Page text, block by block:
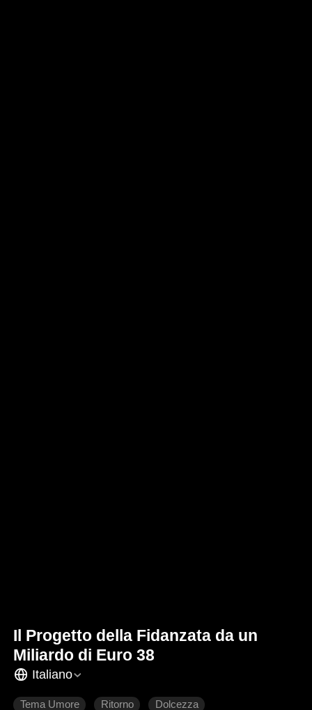
Il Progetto della Fidanzata da un
Miliardo di Euro 38
Italiano
Tema Umore Ritorno Dolcezza